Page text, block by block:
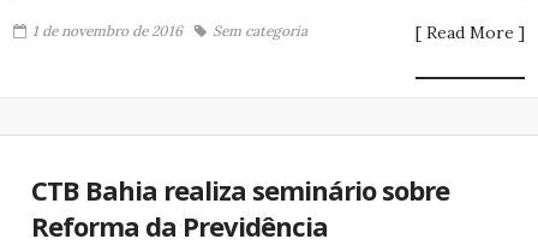
1 de novembro de 2016 Sem categoria [ Read More ]
CTB Bahia realiza seminário sobre
Reforma da Previdência